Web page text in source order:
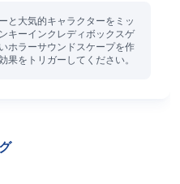
と大気的キャラクターをミッ
キーインクレディボックスゲ
ホラーサウンドスケープを作
果をトリガーしてください。